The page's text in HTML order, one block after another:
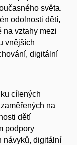
světa.
odolnosti dětí,
na vztahy mezi
vnějších
digitální
cílených
na
dětí
podpory
návyků, digitální